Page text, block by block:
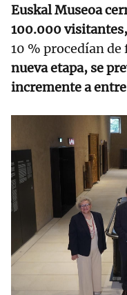
Euskal Museoa
100.000 visitantes,
10 % procedían de
nueva etapa, se
incremente a